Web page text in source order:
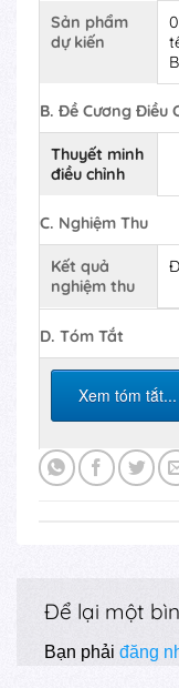
Sản phẩm
dự kiến
B. Đề Cương Điều
Thuyết minh
điều chỉnh
C. Nghiệm Thu
Kết quả
nghiệm thu
D. Tóm Tắt
Xem tóm tắt...
Để lại một
Bạn phải đăng